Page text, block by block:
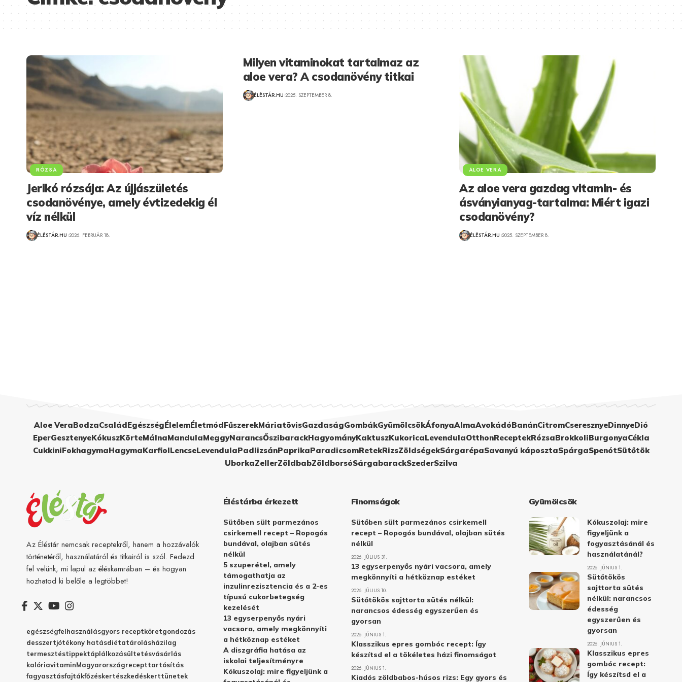
RÓZSA
Jerikó rózsája: Az újjászületés
csodanövénye, amely évtizedekig él
víz nélkül
ÉLÉSTÁR.HU 2026. FEBRUÁR 18.
Milyen vitaminokat tartalmaz az
aloe vera? A csodanövény titkai
ÉLÉSTÁR.HU 2025. SZEPTEMBER 8.
ALOE VERA
Az aloe vera gazdag vitamin- és
ásványianyag-tartalma: Miért igazi
csodanövény?
ÉLÉSTÁR.HU 2025. SZEPTEMBER 8.
Aloe VeraBodzaCsaládEgészségÉlelemÉletmódFűszerekMáriatövisGazdaságGombákGyümölcsökÁfonyaAlmaAvokádóBanánCitromCseresznyeDinnyeDió
EperGesztenyeKókuszKörteMálnaMandulaMeggyNarancsŐszibarackHagyományKaktuszKukoricaLevendulaOtthonReceptekRózsaBrokkoliBurgonyaCékla
CukkiniFokhagymaHagymaKarfiolLencseLevendulaPadlizsánPaprikaParadicsomRetekRizsZöldségekSárgarépaSavanyú káposztaSpárgaSpenótSütőtök
UborkaZellerZöldbabZöldborsóSárgabarackSzederSzilva
Az Éléstár nemcsak receptekről, hanem a hozzávalók
történetéről, használatáról és titkairól is szól. Fedezd
fel velünk, mi lapul az éléskamrában – és hogyan
hozhatod ki belőle a legtöbbet!
egészségfelhasználásgyors receptköretgondozás
desszertjótékony hatásdiétatárolásházilag
termesztéstippektáplálkozásültetésvásárlás
kalóriavitaminMagyarországrecepttartósítás
fagyasztásfajtákfőzéskertészkedéskerttünetek
Éléstárba érkezett
Sütőben sült parmezános
csirkemell recept – Ropogós
bundával, olajban sütés
nélkül
5 szuperétel, amely
támogathatja az
inzulinrezisztencia és a 2-es
típusú cukorbetegség
kezelését
13 egyserpenyős nyári
vacsora, amely megkönnyíti
a hétköznap estéket
A diszgráfia hatása az
iskolai teljesítményre
Kókuszolaj: mire figyeljünk a
Finomságok
Sütőben sült parmezános csirkemell
recept – Ropogós bundával, olajban sütés
nélkül
2026. JÚLIUS 31.
13 egyserpenyős nyári vacsora, amely
megkönnyíti a hétköznap estéket
2026. JÚLIUS 10.
Sütőtökös sajttorta sütés nélkül:
narancsos édesség egyszerűen és
gyorsan
2026. JÚNIUS 1.
Klasszikus epres gombóc recept: Így
készítsd el a tökéletes házi finomságot
2026. JÚNIUS 1.
Kiadós zöldbabos-húsos rizs: Egy gyors és
Gyümölcsök
Kókuszolaj: mire
figyeljünk a
fogyasztásánál és
használatánál?
2026. JÚNIUS 1.
Sütőtökös
sajttorta sütés
nélkül: narancsos
édesség
egyszerűen és
gyorsan
2026. JÚNIUS 1.
Klasszikus epres
gombóc recept:
Így készítsd el a